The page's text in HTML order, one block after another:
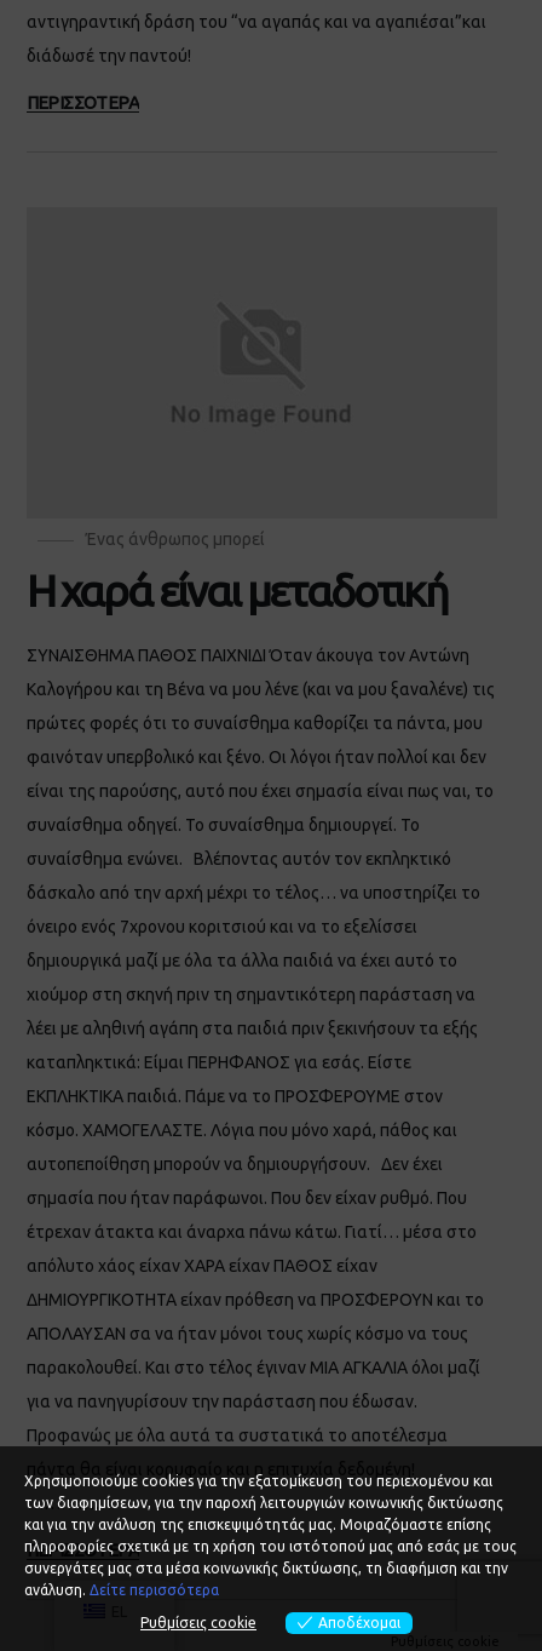
αντιγηραντική δράση του “να αγαπάς και να αγαπιέσαι”και
διάδωσέ την παντού!
ΠΕΡΙΣΣΟΤΕΡΑ
Ένας άνθρωπος μπορεί
Η χαρά είναι μεταδοτική
ΣΥΝΑΙΣΘΗΜΑ ΠΑΘΟΣ ΠΑΙΧΝΙΔΙ Όταν άκουγα τον Αντώνη
Καλογήρου και τη Βένα να μου λένε (και να μου ξαναλένε) τις
πρώτες φορές ότι το συναίσθημα καθορίζει τα πάντα, μου
φαινόταν υπερβολικό και ξένο. Οι λόγοι ήταν πολλοί και δεν
είναι της παρούσης, αυτό που έχει σημασία είναι πως ναι, το
συναίσθημα οδηγεί. Το συναίσθημα δημιουργεί. Το
συναίσθημα ενώνει. Βλέποντας αυτόν τον εκπληκτικό
δάσκαλο από την αρχή μέχρι το τέλος… να υποστηρίζει το
όνειρο ενός 7χρονου κοριτσιού και να το εξελίσσει
δημιουργικά μαζί με όλα τα άλλα παιδιά να έχει αυτό το
χιούμορ στη σκηνή πριν τη σημαντικότερη παράσταση να
λέει με αληθινή αγάπη στα παιδιά πριν ξεκινήσουν τα εξής
καταπληκτικά: Είμαι ΠΕΡΗΦΑΝΟΣ για εσάς. Είστε
ΕΚΠΛΗΚΤΙΚΑ παιδιά. Πάμε να το ΠΡΟΣΦΕΡΟΥΜΕ στον
κόσμο. ΧΑΜΟΓΕΛΑΣΤΕ. Λόγια που μόνο χαρά, πάθος και
αυτοπεποίθηση μπορούν να δημιουργήσουν. Δεν έχει
σημασία που ήταν παράφωνοι. Που δεν είχαν ρυθμό. Που
έτρεχαν άτακτα και άναρχα πάνω κάτω. Γιατί… μέσα στο
απόλυτο χάος είχαν ΧΑΡΑ είχαν ΠΑΘΟΣ είχαν
ΔΗΜΙΟΥΡΓΙΚΟΤΗΤΑ είχαν πρόθεση να ΠΡΟΣΦΕΡΟΥΝ και το
ΑΠΟΛΑΥΣΑΝ σα να ήταν μόνοι τους χωρίς κόσμο να τους
παρακολουθεί. Και στο τέλος έγιναν ΜΙΑ ΑΓΚΑΛΙΑ όλοι μαζί
για να πανηγυρίσουν την παράσταση που έδωσαν.
Προφανώς με όλα αυτά τα συστατικά το αποτέλεσμα
πάντα θα είναι κορυφαίο και η επιτυχία δεδομένη!
…………….
ΠΕΡΙΣΣΟΤΕΡΑ
Χρησιμοποιούμε cookies για την εξατομίκευση του περιεχομένου και
των διαφημίσεων, για την παροχή λειτουργιών κοινωνικής δικτύωσης
και για την ανάλυση της επισκεψιμότητάς μας. Μοιραζόμαστε επίσης
πληροφορίες σχετικά με τη χρήση του ιστότοπού μας από εσάς με τους
συνεργάτες μας στα μέσα κοινωνικής δικτύωσης, τη διαφήμιση και την
ανάλυση. Δείτε περισσότερα
Ρυθμίσεις cookie Αποδέχομαι